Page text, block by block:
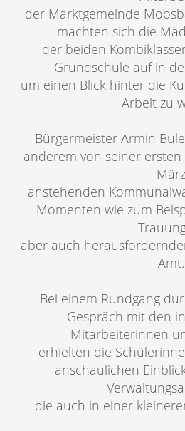
der Marktgemeinde
machten sich die
der beiden
Grundschule auf in
um einen Blick hinter die
Arbeit zu
Bürgermeister Armin
anderem von seiner
März
anstehenden
Momenten wie zum
aber auch
Amt.
Bei einem Rundgang
Gespräch mit den
Mitarbeiterinnen
erhielten die
anschaulichen
die auch in einer